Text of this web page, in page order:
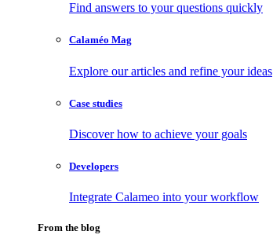
Find answers to your questions quickly
Calaméo Mag
Explore our articles and refine your ideas
Case studies
Discover how to achieve your goals
Developers
Integrate Calameo into your workflow
From the blog